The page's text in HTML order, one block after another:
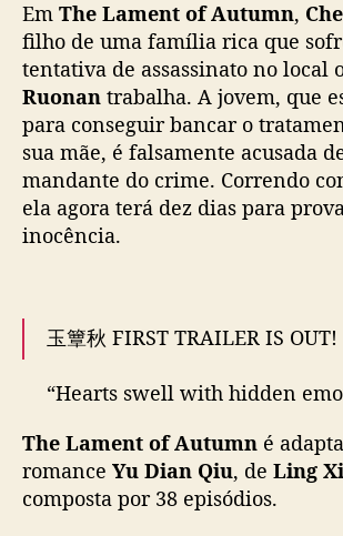
pic.twitter.com/P0zrUmen8o
— cdrama tweets
31, 2025
Em The Lament of Autumn,
filho de uma família rica que
tentativa de assassinato no local
Ruonan trabalha. A jovem, que
para conseguir bancar o
sua mãe, é falsamente acusada
mandante do crime. Correndo
ela agora terá dez dias para
inocência.
玉簟秋 FIRST TRAILER IS OUT!
“Hearts swell with hidden
temptation and deadly
hunting in the name of love,
first to fall in love?”
The Lament of Autumn é
romance Yu Dian Qiu, de Ling Xi
composta por 38 episódios.